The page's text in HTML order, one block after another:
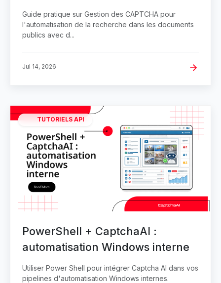
dans les documents publics
Guide pratique sur Gestion des CAPTCHA pour
l'automatisation de la recherche dans les documents
publics avec d...
Jul 14, 2026
TUTORIELS API
PowerShell + CaptchaAI :
automatisation Windows interne
Utiliser Power Shell pour intégrer Captcha AI dans vos
pipelines d'automatisation Windows internes.